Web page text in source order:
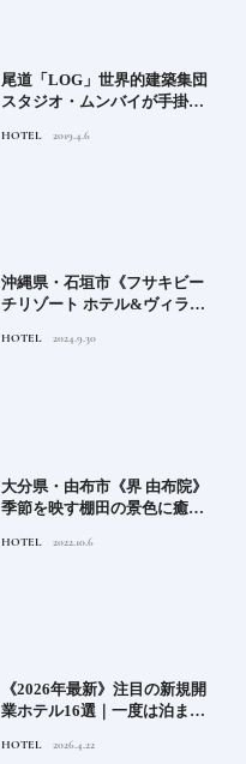
尾道「LOG」世界的建築集団
スタジオ・ムンバイが手掛け
HOTEL 2019.4.6
沖縄県・石垣市《フサキビー
チリゾート ホテル&ヴィラ
でゆるりと島時間を楽しむ
HOTEL 2024.9.30
大分県・由布市《界 由布院》
季節を映す棚田の景色に癒さ
HOTEL 2022.10.6
《2026年最新》注目の新規開
業ホテル16選｜一度は泊まり
ホテル
HOTEL 2026.4.22